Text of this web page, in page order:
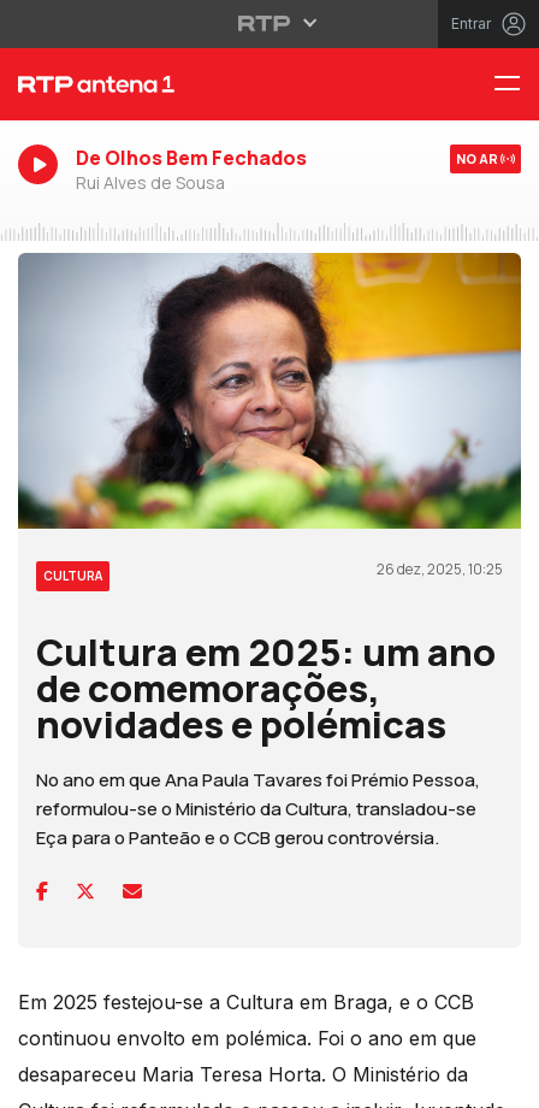
Entrar
De Olhos Bem Fechados
Rui Alves de Sousa
NO AR
CULTURA 26 dez, 2025, 10:25
Cultura em 2025: um ano
de comemorações,
novidades e polémicas
No ano em que Ana Paula Tavares foi Prémio Pessoa,
reformulou-se o Ministério da Cultura, transladou-se
Eça para o Panteão e o CCB gerou controvérsia.
Em 2025 festejou-se a Cultura em Braga, e o CCB
continuou envolto em polémica. Foi o ano em que
desapareceu Maria Teresa Horta. O Ministério da